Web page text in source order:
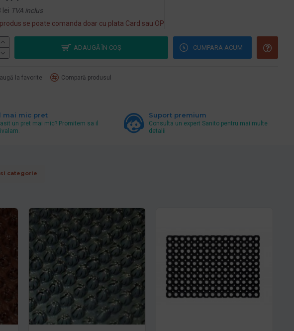
lei TVA inclus
se poate comanda doar cu plata Card sau OP
ADAUGĂ ÎN COŞ CUMPARA ACUM
la favorite Compară produsul
mai mic pret
un pret mai mic? Promitem sa il
Suport premium
Consulta un expert Sanito pentru mai multe
detalii
categorie